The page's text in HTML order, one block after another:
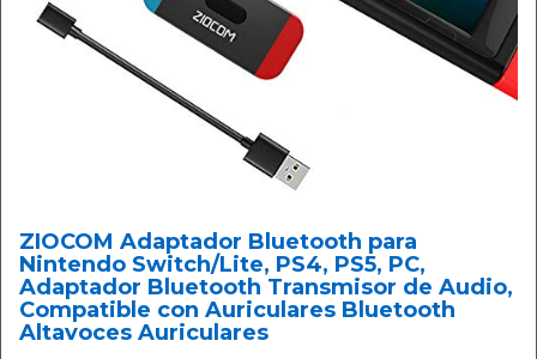
ZIOCOM Adaptador Bluetooth para
Nintendo Switch/Lite, PS4, PS5, PC,
Adaptador Bluetooth Transmisor de Audio,
Compatible con Auriculares Bluetooth
Altavoces Auriculares